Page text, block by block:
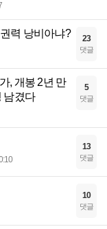
력 낭비아냐? 23
댓글
, 개봉 2년 만
남겼다
5
댓글
13
댓글
10
댓글